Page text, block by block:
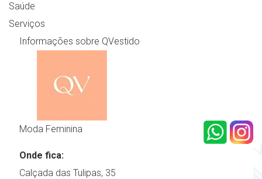
Saúde
Serviços
Informações sobre QVestido
Moda Feminina
Onde fica:
Calçada das Tulipas, 35